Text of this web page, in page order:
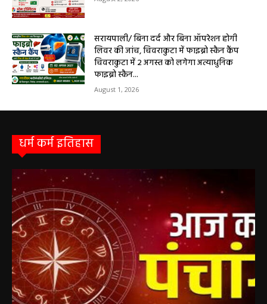
सरायपाली/ बिना दर्द और बिना ऑपरेशन होगी
लिवर की जांच, चिवराकुटा में फाइब्रो स्कैन कैंप
चिवराकुटा में 2 अगस्त को लगेगा अत्याधुनिक
फाइब्रो स्कैन...
August 1, 2026
धर्म कर्म इतिहास